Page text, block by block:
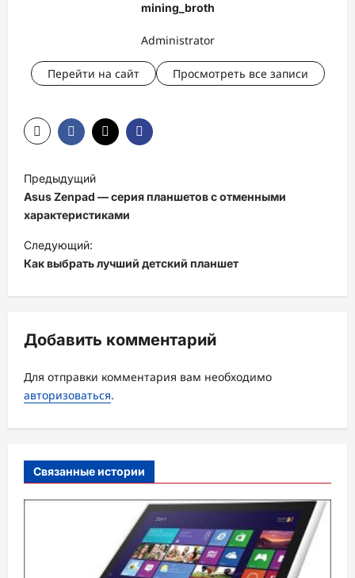
mining_broth
Administrator
Перейти на сайт Просмотреть все записи
а
в
и
г
а
и
з
и
с
Предыдущий
Asus Zenpad — серия планшетов с отменными
характеристиками
Следующий:
Как выбрать лучший детский планшет
Добавить комментарий
Для отправки комментария вам необходимо
авторизоваться.
Связанные истории